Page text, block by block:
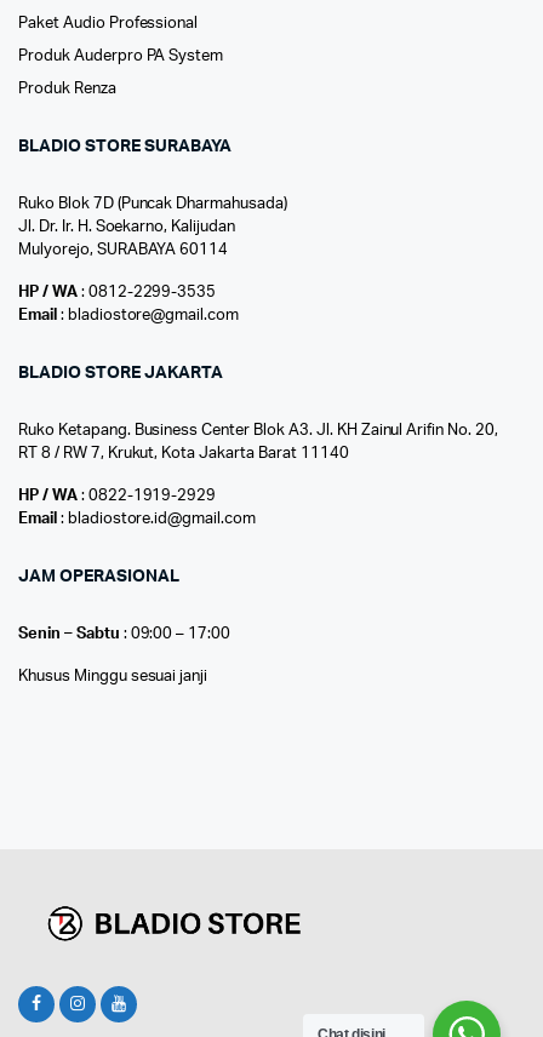
Paket Audio Professional
Produk Auderpro PA System
Produk Renza
BLADIO STORE SURABAYA
Ruko Blok 7D (Puncak Dharmahusada)
Jl. Dr. Ir. H. Soekarno, Kalijudan
Mulyorejo, SURABAYA 60114
HP / WA: 0812-2299-3535
Email : bladiostore@gmail.com
BLADIO STORE JAKARTA
Ruko Ketapang. Business Center Blok A3. Jl. KH Zainul Arifin No. 20,
RT 8 / RW 7, Krukut, Kota Jakarta Barat 11140
HP / WA: 0822-1919-2929
Email : bladiostore.id@gmail.com
JAM OPERASIONAL
Senin – Sabtu : 09:00 – 17:00
Khusus Minggu sesuai janji